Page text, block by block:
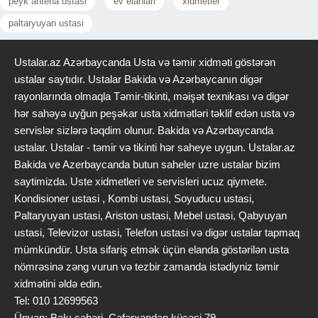
paltaryuyan ustasi
Ustalar.az Azərbaycanda Usta və təmir xidməti göstərən
ustalar saytıdır. Ustalar Bakida və Azərbaycanın digər
rayonlarında olmaqla Təmir-tikinti, məişət texnikası və digər
hər sahəyə uyğun peşəkar usta xidmətləri təklif edən usta və
servislər sizlərə təqdim olunur. Bakida və Azərbaycanda
ustalar. Ustalar - təmir və tikinti hər saheye uygun. Ustalar.az
Bakida ve Azerbaycanda butun saheler uzre ustalar bizim
saytimizda. Uste xidmetleri ve servisleri ucuz qiymete.
Kondisioner ustasi , Kombi ustasi, Soyuducu ustasi,
Paltaryuyan ustasi, Ariston ustasi, Mebel ustasi, Qabyuyan
ustasi, Televizor ustasi, Telefon ustasi və digər ustalar tapmaq
mümkündür. Usta sifariş etmək üçün elanda göstərilən usta
nömrəsinə zəng vurun və tezbir zamanda istədiyniz təmir
xidmətini əldə edin.
Tel: 010 12699563